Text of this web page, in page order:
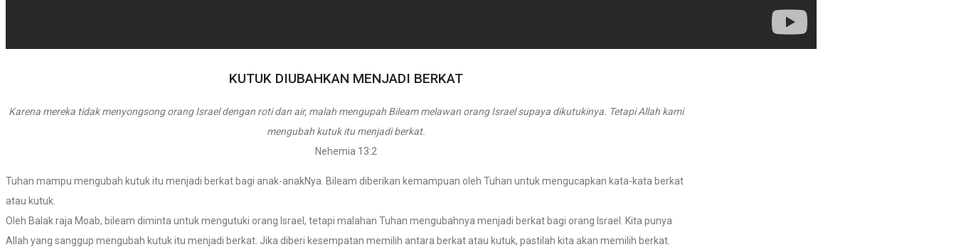
KUTUK DIUBAHKAN MENJADI BERKAT
Karena mereka tidak menyongsong orang Israel dengan roti dan air, malah mengupah Bileam melawan orang Israel supaya dikutukinya. Tetapi Allah kami
mengubah kutuk itu menjadi berkat.
Nehemia 13:2
Tuhan mampu mengubah kutuk itu menjadi berkat bagi anak-anakNya. Bileam diberikan kemampuan oleh Tuhan untuk mengucapkan kata-kata berkat
atau kutuk.
Oleh Balak raja Moab, bileam diminta untuk mengutuki orang Israel, tetapi malahan Tuhan mengubahnya menjadi berkat bagi orang Israel. Kita punya
Allah yang sanggup mengubah kutuk itu menjadi berkat. Jika diberi kesempatan memilih antara berkat atau kutuk, pastilah kita akan memilih berkat.